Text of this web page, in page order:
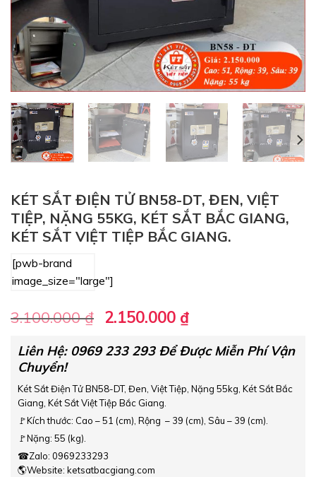
KÉT SẮT ĐIỆN TỬ BN58-DT, ĐEN, VIỆT
TIỆP, NẶNG 55KG, KÉT SẮT BẮC GIANG,
KÉT SẮT VIỆT TIỆP BẮC GIANG.
[pwb-brand
image_size="large"]
3.100.000₫ Giá
là:
2.150.000 ₫Giá
hiện
tại
2.150.000 ₫.
Liên Hệ: 0969 233 293 Để Được Miễn Phí Vận
Chuyển!
Két Sắt Điện Tử BN58-DT, Đen, Việt Tiệp, Nặng 55kg, Két Sắt Bắc
Giang, Két Sắt Việt Tiệp Bắc Giang.
🚩Kích thước: Cao – 51 (cm), Rộng – 39 (cm), Sâu – 39 (cm).
🚩Nặng: 55 (kg).
☎Zalo: 0969233293
🌎Website: ketsatbacgiang.com